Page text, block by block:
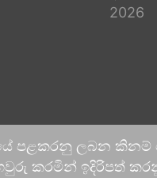
2026
පළකරනු ලබන
කරමින් ඉදිරිපත්